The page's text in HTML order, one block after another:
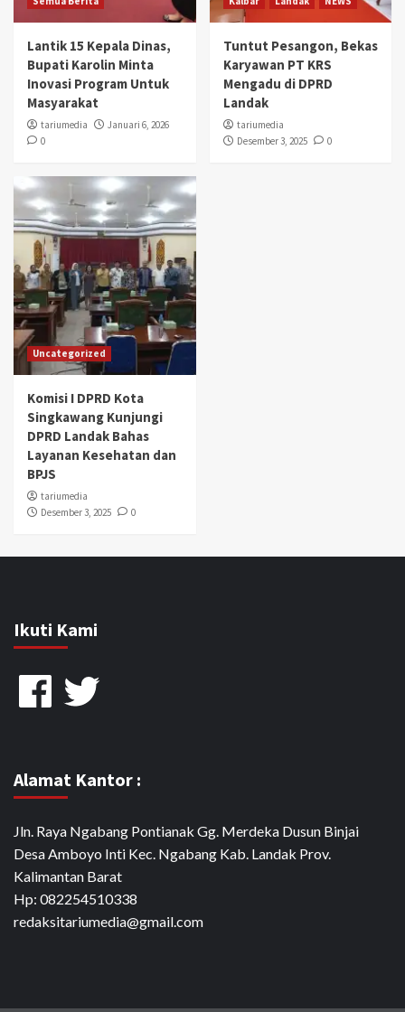
Lantik 15 Kepala Dinas,
Bupati Karolin Minta
Inovasi Program Untuk
Masyarakat
tariumedia
Januari 6, 2026
0
Tuntut Pesangon, Bekas
Karyawan PT KRS
Mengadu di DPRD
Landak
tariumedia
Desember 3, 2025
0
Uncategorized
Komisi I DPRD Kota
Singkawang Kunjungi
DPRD Landak Bahas
Layanan Kesehatan dan
BPJS
tariumedia
Desember 3, 2025
0
Ikuti Kami
FacebookTwitter
Alamat Kantor :
Jln. Raya Ngabang Pontianak Gg. Merdeka Dusun Binjai
Desa Amboyo Inti Kec. Ngabang Kab. Landak Prov.
Kalimantan Barat
Hp: 082254510338
redaksitariumedia@gmail.com